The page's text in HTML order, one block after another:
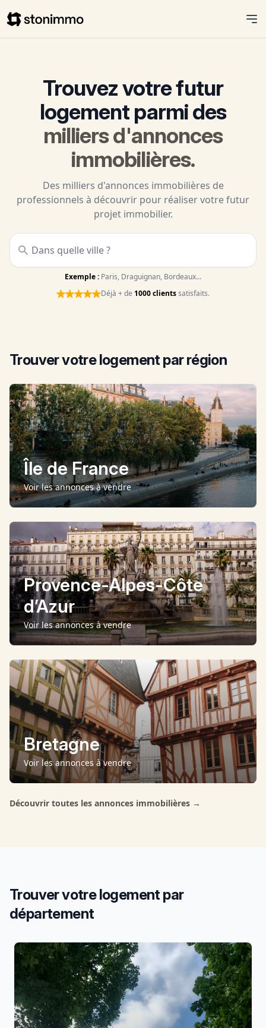
Stonimmo
Trouvez votre futur
logement parmi des
milliers d'annonces
immobilières.
Des milliers d'annonces immobilières de
professionnels à découvrir pour réaliser votre futur
projet immobilier.
Exemple : Paris, Draguignan, Bordeaux...
Déjà + de 1000 clientssatisfaits.
Trouver votre logementpar région
Île de France
Voir les annoncesà vendre
Provence-Alpes-Côte
d’Azur
Voir les annoncesà vendre
Bretagne
Voir les annoncesà vendre
Découvrir toutes les annonces immobilières →
Trouver votre logementpar
département